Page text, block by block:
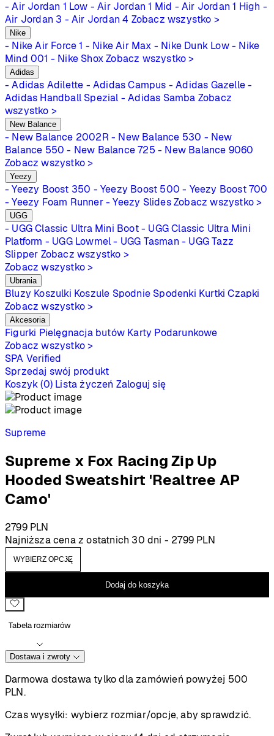
- Air Jordan 1 Low - Air Jordan 1 Mid - Air Jordan 1 High -
Air Jordan 3 - Air Jordan 4 Zobacz wszystko >
Nike
- Nike Air Force 1 - Nike Air Max - Nike Dunk Low - Nike
Mind 001 - Nike Shox Zobacz wszystko >
Adidas
- Adidas Adilette - Adidas Campus - Adidas Gazelle -
Adidas Handball Spezial - Adidas Samba Zobacz
wszystko >
New Balance
- New Balance 2002R - New Balance 530 - New
Balance 550 - New Balance 725 - New Balance 9060
Zobacz wszystko >
Yeezy
- Yeezy Boost 350 - Yeezy Boost 500 - Yeezy Boost 700
- Yeezy Foam Runner - Yeezy Slides Zobacz wszystko >
UGG
- UGG Classic Ultra Mini Boot - UGG Classic Ultra Mini
Platform - UGG Lowmel - UGG Tasman - UGG Tazz
Slipper Zobacz wszystko >
Zobacz wszystko >
Ubrania
Bluzy Koszulki Koszule Spodnie Spodenki Kurtki Czapki
Zobacz wszystko >
Akcesoria
Figurki Pielęgnacja butów Karty Podarunkowe
Zobacz wszystko >
SPA Verified
Sprzedaj swój produkt
Koszyk (0) Lista życzeń Zaloguj się
Supreme
Supreme x Fox Racing Zip Up
Hooded Sweatshirt 'Realtree AP
Camo'
2799 PLN
Najniższa cena z ostatnich 30 dni - 2799 PLN
Dodaj do koszyka
Tabela rozmiarów
Dostawa i zwroty
Darmowa dostawa tylko dla zamówień powyżej 500
PLN.
Czas wysyłki: wybierz rozmiar/opcje, aby sprawdzić.